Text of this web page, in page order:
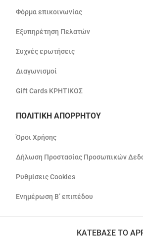
Φόρμα επικοινωνίας
Εξυπηρέτηση Πελατών
Συχνές ερωτήσεις
Διαγωνισμοί
Gift Cards ΚΡΗΤΙΚΟΣ
ΠΟΛΙΤΙΚΗ ΑΠΟΡΡΗΤΟΥ
Όροι Χρήσης
Δήλωση Προστασίας Προσωπικών
Ρυθμίσεις Cookies
Ενημέρωση Β’ επιπέδου
ΚΑΤΕΒΑΣΕ ΤΟ